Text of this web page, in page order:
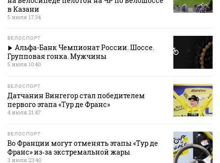
в Казани
5 июля 17:34
ВЕЛОСПОРТ
Альфа-Банк Чемпионат России. Шоссе.
Групповая гонка. Мужчины
5 июля 10:40
ВЕЛОСПОРТ
Датчанин Вингегор стал победителем
первого этапа «Тур де Франс»
4 июля 21:47
ВЕЛОСПОРТ
Во Франции могут отменять этапы «Тур де
Франс» из‑за экстремальной жары
3 июля 23:40